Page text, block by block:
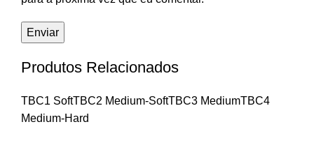
Produtos Relacionados
TBC1 SoftTBC2 Medium-SoftTBC3 MediumTBC4
Medium-Hard